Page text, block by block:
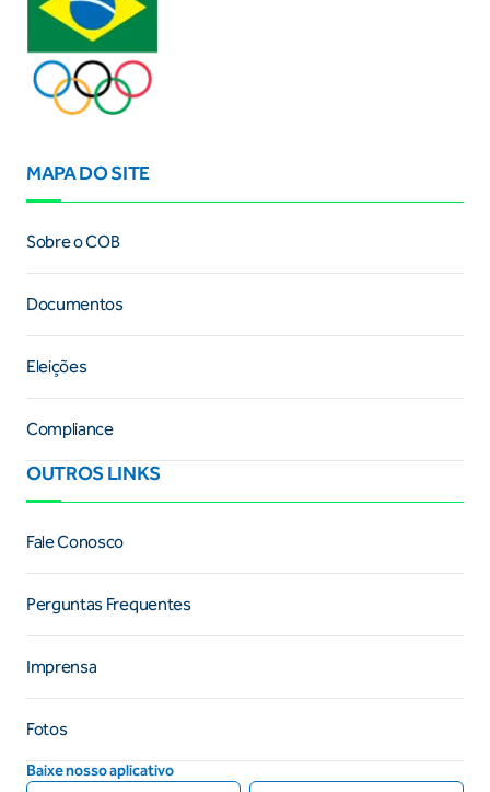
MAPA DO SITE
Sobre o COB
Documentos
Eleições
Compliance
OUTROS LINKS
Fale Conosco
Perguntas Frequentes
Imprensa
Fotos
Baixe nosso aplicativo